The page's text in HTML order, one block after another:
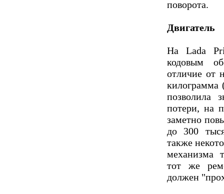
поворота.
Двигатель
На Lada
кодовым
отличие от
килограмма
позволила
потери, на
заметно
до 300
также
механизма
тот же
должен